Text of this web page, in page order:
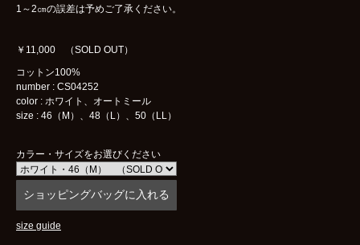
1～2㎝の誤差は予めご了承ください。
￥11,000 （SOLD OUT）
コットン100%
number : CS04252
color : ホワイト、オートミール
size : 46（M）、48（L）、50（LL）
カラー・サイズをお選びください
size guide